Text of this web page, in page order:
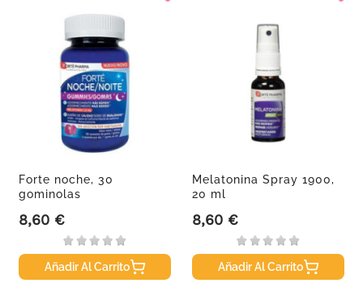
Forte noche, 30
gominolas
Precio
8,60 €
Añadir Al Carrito
Melatonina Spray 1900,
20 ml
Precio
8,60 €
Añadir Al Carrito